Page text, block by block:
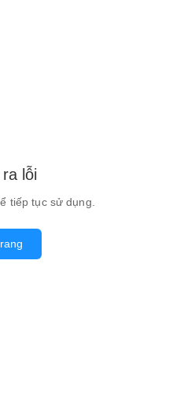
lỗi
tiếp tục sử dụng.